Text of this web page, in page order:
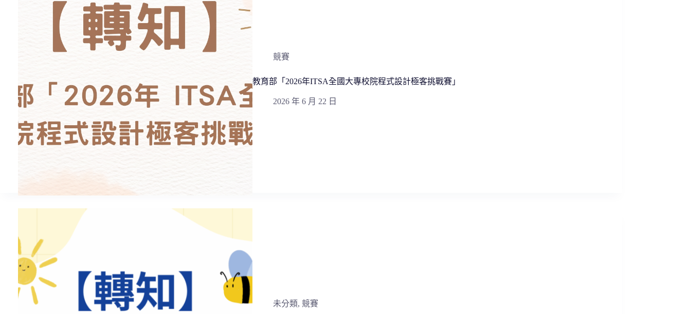
競賽
教育部「2026年ITSA全國大專校院程式設計極客挑戰賽」
2026 年 6 月 22 日
未分類, 競賽